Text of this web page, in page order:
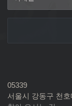
05339
서울시 강동구 천